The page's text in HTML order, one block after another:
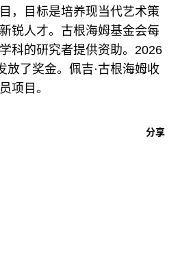
，目标是培养现当代艺术策
锐人才。古根海姆基金会每
科的研究者提供资助。2026
放了奖金。佩吉·古根海姆收
项目。
分享